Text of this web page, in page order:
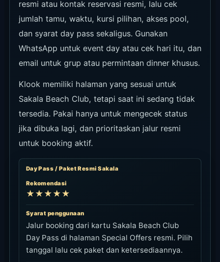
resmi atau kontak reservasi resmi, lalu cek
jumlah tamu, waktu, kursi pilihan, akses pool,
dan syarat day pass sekaligus. Gunakan
WhatsApp untuk event day atau cek hari itu, dan
email untuk grup atau permintaan dinner khusus.
Klook memiliki halaman yang sesuai untuk
Sakala Beach Club, tetapi saat ini sedang tidak
tersedia. Pakai hanya untuk mengecek status
jika dibuka lagi, dan prioritaskan jalur resmi
untuk booking aktif.
Day Pass / Paket Resmi Sakala
Rekomendasi
★★★★★
Syarat penggunaan
Jalur booking dari kartu Sakala Beach Club
Day Pass di halaman Special Offers resmi. Pilih
tanggal lalu cek paket dan ketersediaannya.